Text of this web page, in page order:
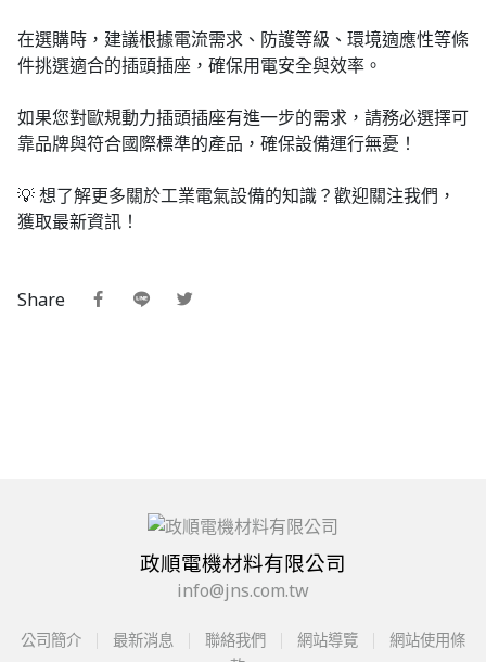
在選購時，建議根據電流需求、防護等級、環境適應性等條
件挑選適合的插頭插座，確保用電安全與效率。
如果您對歐規動力插頭插座有進一步的需求，請務必選擇可
靠品牌與符合國際標準的產品，確保設備運行無憂！
💡 想了解更多關於工業電氣設備的知識？歡迎關注我們，
獲取最新資訊！
Share
政順電機材料有限公司
info@jns.com.tw
公司簡介 最新消息 聯絡我們 網站導覽
網站使用條